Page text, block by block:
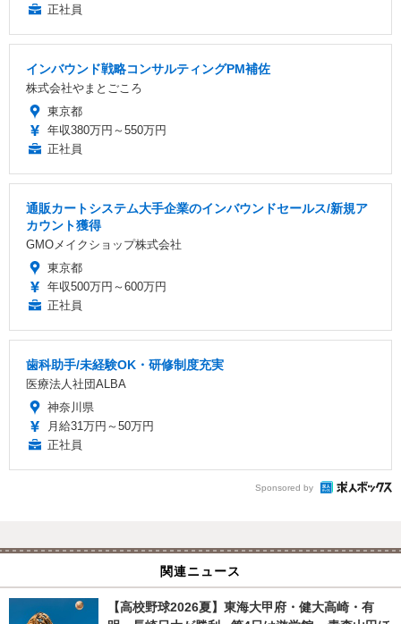
正社員
インバウンド戦略コンサルティングPM補佐
株式会社やまとごころ
東京都
年収380万円～550万円
正社員
通販カートシステム大手企業のインバウンドセールス/新規ア
カウント獲得
GMOメイクショップ株式会社
東京都
年収500万円～600万円
正社員
歯科助手/未経験OK・研修制度充実
医療法人社団ALBA
神奈川県
月給31万円～50万円
正社員
Sponsored by
関連ニュース
【高校野球2026夏】東海大甲府・健大高崎・有